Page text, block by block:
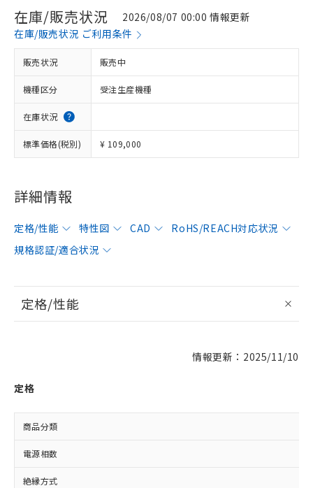
在庫/販売状況
2026/08/07 00:00 情報更新
在庫/販売状況 ご利用条件
販売状況 販売中
機種区分 受注生産機種
在庫状況
標準価格(税別) ¥ 109,000
詳細情報
定格/性能 特性図 CAD
RoHS/REACH対応状況
規格認証/適合状況
定格/性能
情報更新：2025/11/10
定格
商品分類
電源相数
絶縁方式